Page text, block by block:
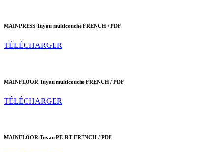
MAINPRESS Tuyau multicouche FRENCH / PDF
TÉLÉCHARGER
MAINFLOOR Tuyau multicouche FRENCH / PDF
TÉLÉCHARGER
MAINFLOOR Tuyau PE-RTFRENCH / PDF